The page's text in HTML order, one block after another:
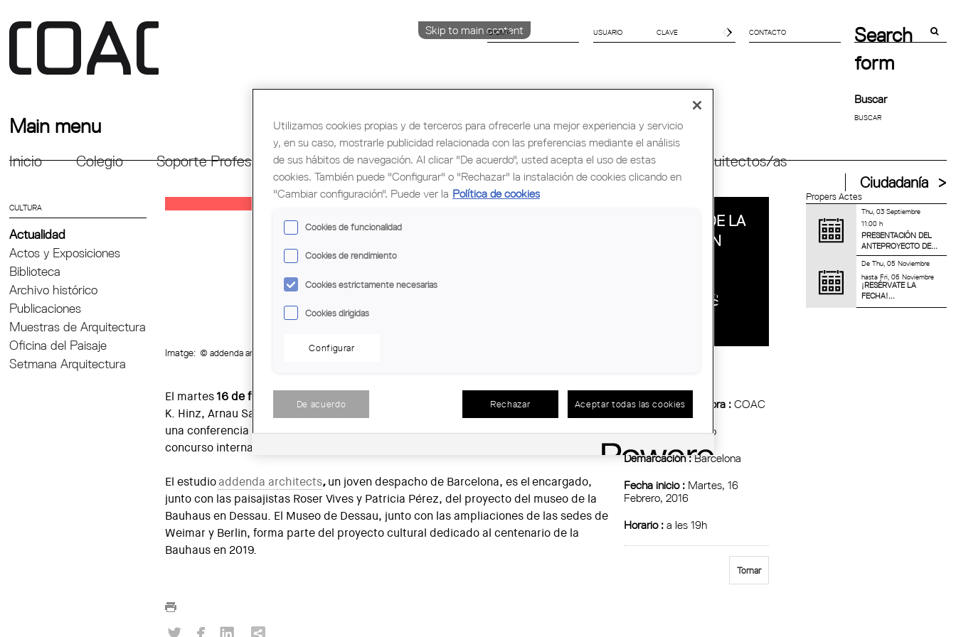
Skip to main content
IDIOMA
ESPAÑOL
CONTACTO
Search
form
Buscar
Main menu
Inicio Colegio Soporte Profesional Formación y Ocupación Cultura
Congreso Mundial de Arquitectos/as
Ciudadanía
Propers Actes
Thu, 03 Septiembre
11.00 h
PRESENTACIÓN DEL
ANTEPROYECTO DE...
DeThu, 05 Noviembre
hastaFri, 06 Noviembre
¡RESÉRVATE LA
FECHA!...
CULTURA
Actualidad
Actos y Exposiciones
Biblioteca
Archivo histórico
Publicaciones
Muestras de Arquitectura
Oficina del Paisaje
Setmana Arquitectura
EL MUSEO DE LA
BAUHAUS EN
ARCHITECTS
Imatge: © addenda architects
Entidad Organizadora :COAC
Sitio :espai Picasso
Demarcación :Barcelona
Fecha inicio : Martes, 16
Febrero, 2016
Horario :a les 19h
Tornar
El martes16 de febrero a las 19 h
K. Hinz, Arnau Sastre, Cecilia Rodríguez, Roberto González y José Zabala, ofrecerá
una conferencia en el espai Picasso del COAC para hablar del proyecto ganador del
concurso internacional para el museo de la Bauhaus en Dessau, del cual son autores.
El estudioaddenda architects,un joven despacho de Barcelona, es el encargado,
junto con las paisajistas Roser Vives y Patricia Pérez, del proyecto del museo de la
Bauhaus en Dessau. El Museo de Dessau, junto con las ampliaciones de las sedes de
Weimar y Berlin, forma parte del proyecto cultural dedicado al centenario de la
Bauhaus en 2019.
Utilizamos cookies propias y de terceros para ofrecerle una mejor experiencia y servicio
y, en su caso, mostrarle publicidad relacionada con las preferencias mediante el análisis
de sus hábitos de navegación. Al clicar "De acuerdo", usted acepta el uso de estas
cookies. También puede "Configurar" o "Rechazar" la instalación de cookies clicando en
"Cambiar configuración". Puede ver la Política de cookies
Cookies de funcionalidad
Cookies de rendimiento
Cookies estrictamente necesarias
Cookies dirigidas
Configurar
De acuerdo Rechazar Aceptar todas las cookies